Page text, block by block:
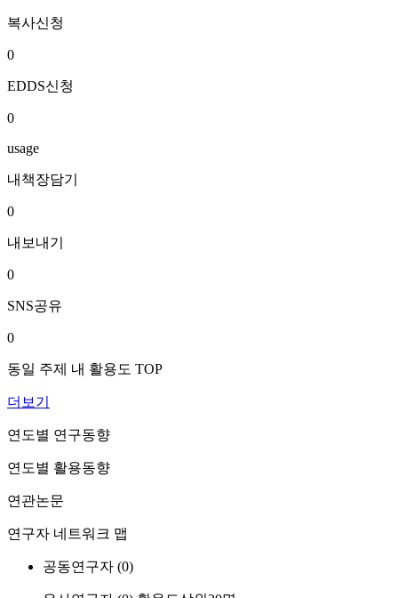
복사신청
0
EDDS신청
0
usage
내책장담기
0
내보내기
0
SNS공유
0
동일 주제 내 활용도 TOP
더보기
연도별 연구동향
연도별 활용동향
연관논문
연구자 네트워크 맵
공동연구자 (0)